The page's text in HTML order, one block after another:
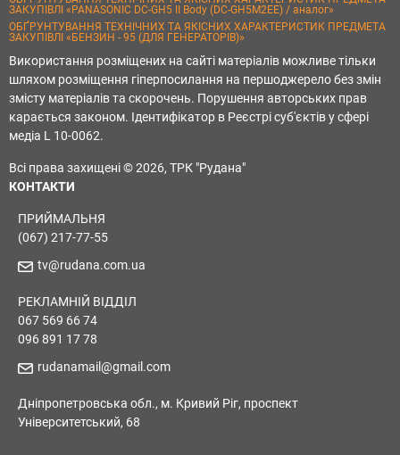
ЗАКУПІВЛІ «PANASONIC DC-GH5 II Body (DC-GH5M2EE) / аналог»
ОБҐРУНТУВАННЯ ТЕХНІЧНИХ ТА ЯКІСНИХ ХАРАКТЕРИСТИК ПРЕДМЕТА
ЗАКУПІВЛІ «БЕНЗИН - 95 (ДЛЯ ГЕНЕРАТОРІВ)»
Використання розміщених на сайті матеріалів можливе тільки
шляхом розміщення гіперпосилання на першоджерело без змін
змісту матеріалів та скорочень. Порушення авторських прав
карається законом. Ідентифікатор в Реєстрі суб'єктів у сфері
медіа L 10-0062.
Всі права захищені © 2026, ТРК "Рудана"
КОНТАКТИ
ПРИЙМАЛЬНЯ
(067) 217-77-55
tv@rudana.com.ua
РЕКЛАМНІЙ ВІДДІЛ
067 569 66 74
096 891 17 78
rudanamail@gmail.com
Дніпропетровська обл., м. Кривий Ріг, проспект
Університетський, 68